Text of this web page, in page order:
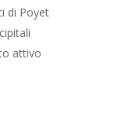
di Poyet
attivo